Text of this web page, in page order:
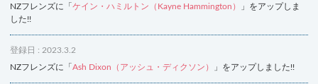
NZフレンズに「 ケイン・ハミルトン（Kayne Hammington）
」をアップしま
した!!
登録日 : 2023.3.2
NZフレンズに「 Ash Dixon（アッシュ・ディクソン） 」をアップしました!!